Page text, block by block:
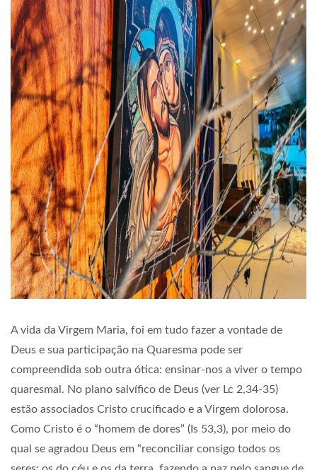
A vida da Virgem Maria, foi em tudo fazer a vontade de
Deus e sua participação na Quaresma pode ser
compreendida sob outra ótica: ensinar-nos a viver o tempo
quaresmal. No plano salvífico de Deus (ver Lc 2,34-35)
estão associados Cristo crucificado e a Virgem dolorosa.
Como Cristo é o “homem de dores” (Is 53,3), por meio do
qual se agradou Deus em “reconciliar consigo todos os